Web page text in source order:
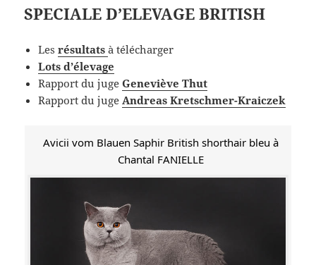
SPECIALE D’ELEVAGE BRITISH
Lesrésultats à télécharger
Lots d’élevage
Rapport du jugeGeneviève Thut
Rapport du juge Andreas Kretschmer-Kraiczek
Avicii vom Blauen Saphir British shorthair bleu à
Chantal FANIELLE